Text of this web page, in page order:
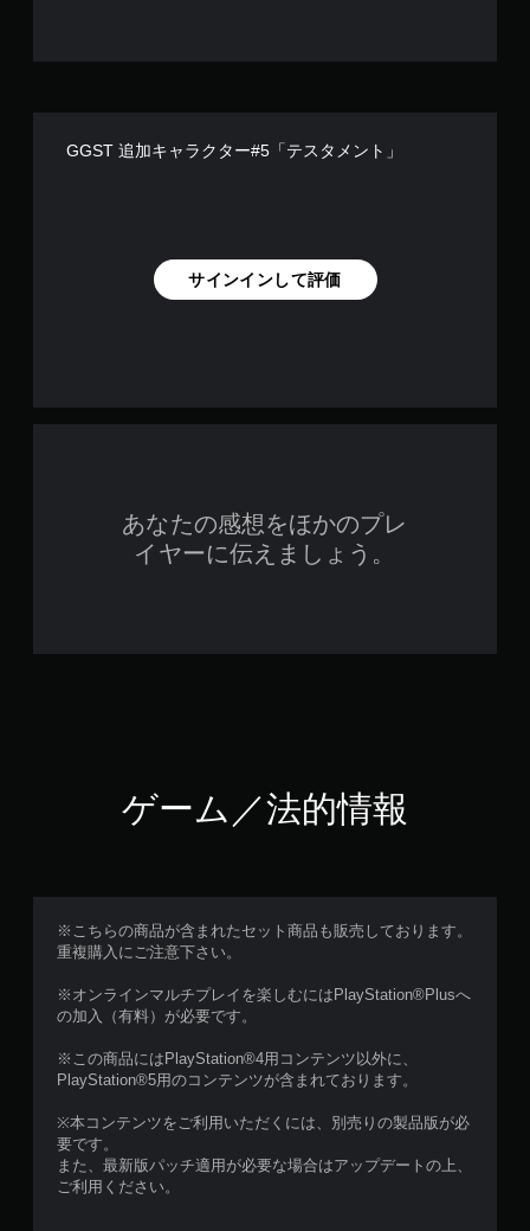
GGST 追加キャラクター#5「テスタメント」
サインインして評価
あなたの感想をほかのプレ
イヤーに伝えましょう。
ゲーム／法的情報
※こちらの商品が含まれたセット商品も販売しております。
重複購入にご注意下さい。
※オンラインマルチプレイを楽しむにはPlayStation®Plusへ
の加入（有料）が必要です。
※この商品にはPlayStation®4用コンテンツ以外に、
PlayStation®5用のコンテンツが含まれております。
※本コンテンツをご利用いただくには、別売りの製品版が必
要です。
また、最新版パッチ適用が必要な場合はアップデートの上、
ご利用ください。